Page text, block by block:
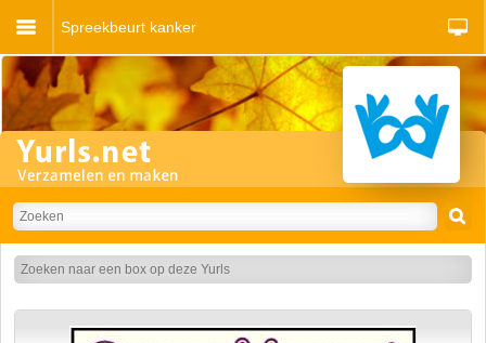
Spreekbeurt kanker